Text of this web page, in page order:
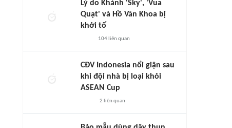
Lý do Khánh 'Sky', 'Vua
Quạt' và Hồ Văn Khoa bị
khởi tố
104liên quan
CĐV Indonesia nổi giận sau
khi đội nhà bị loại khỏi
ASEAN Cup
2 liên quan